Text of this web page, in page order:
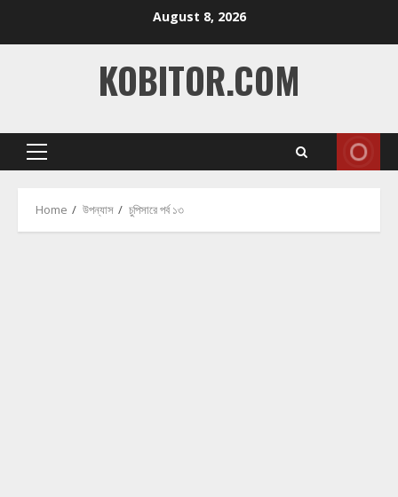
August 8, 2026
KOBITOR.COM
Primary
Home উপন্যাস চুপিসারে পর্ব ১৩